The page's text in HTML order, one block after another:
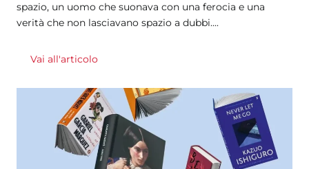
spazio, un uomo che suonava con una ferocia e una
verità che non lasciavano spazio a dubbi....
Vai all'articolo